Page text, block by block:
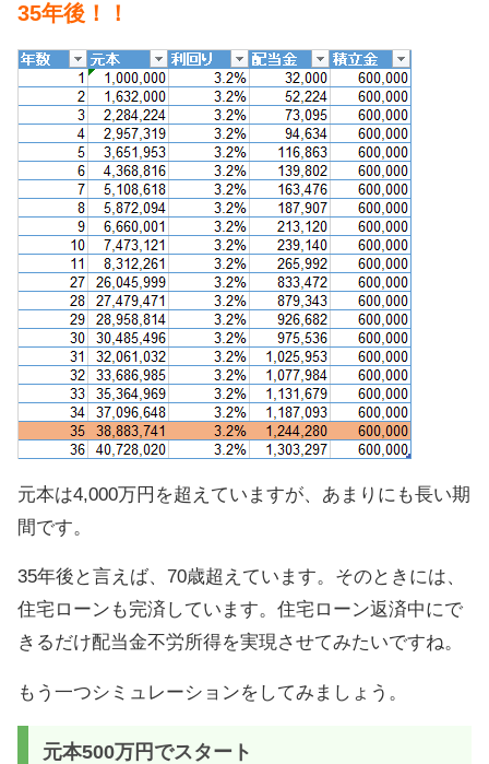
35年後！！
元本は4,000万円を超えていますが、あまりにも長い期
間です。
35年後と言えば、70歳超えています。そのときには、
住宅ローンも完済しています。住宅ローン返済中にで
きるだけ配当金不労所得を実現させてみたいですね。
もう一つシミュレーションをしてみましょう。
元本500万円でスタート